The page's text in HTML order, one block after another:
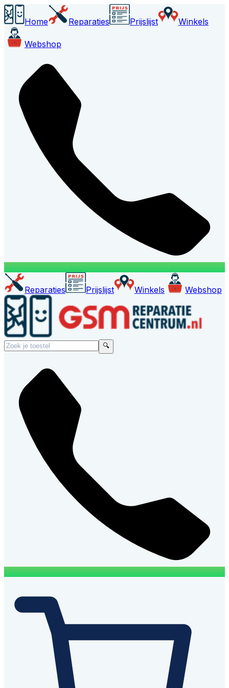
Home Reparaties Prijslijst Winkels
Webshop
Reparaties Prijslijst Winkels Webshop
🔍